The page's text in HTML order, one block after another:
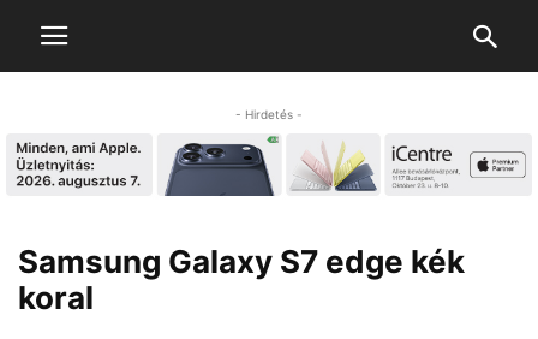
- Hirdetés -
Samsung Galaxy S7 edge kék
koral